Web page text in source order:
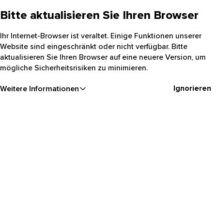
Bitte aktualisieren Sie Ihren Browser
Ihr Internet-Browser ist veraltet. Einige Funktionen unserer
Website sind eingeschränkt oder nicht verfügbar. Bitte
aktualisieren Sie Ihren Browser auf eine neuere Version, um
mögliche Sicherheitsrisiken zu minimieren.
Weitere Informationen Ignorieren